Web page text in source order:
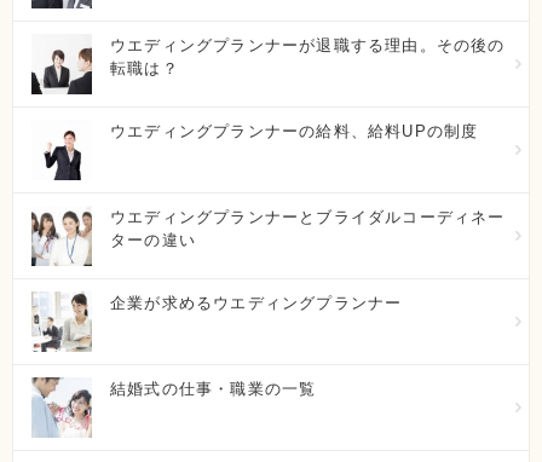
大原トラベル・ホテル・ブライダル専門学校（名古屋
名古屋市中村区名駅三丁目18-10
初年度学費：
50万円～100万円
校）
初年度学費：30万円以下
ウエディングプランナーが退職する理由。その後の
転職は？
ウエディングプランナーの給料、給料UPの制度
ウエディングプランナーとブライダルコーディネー
ターの違い
企業が求めるウエディングプランナー
結婚式の仕事・職業の一覧